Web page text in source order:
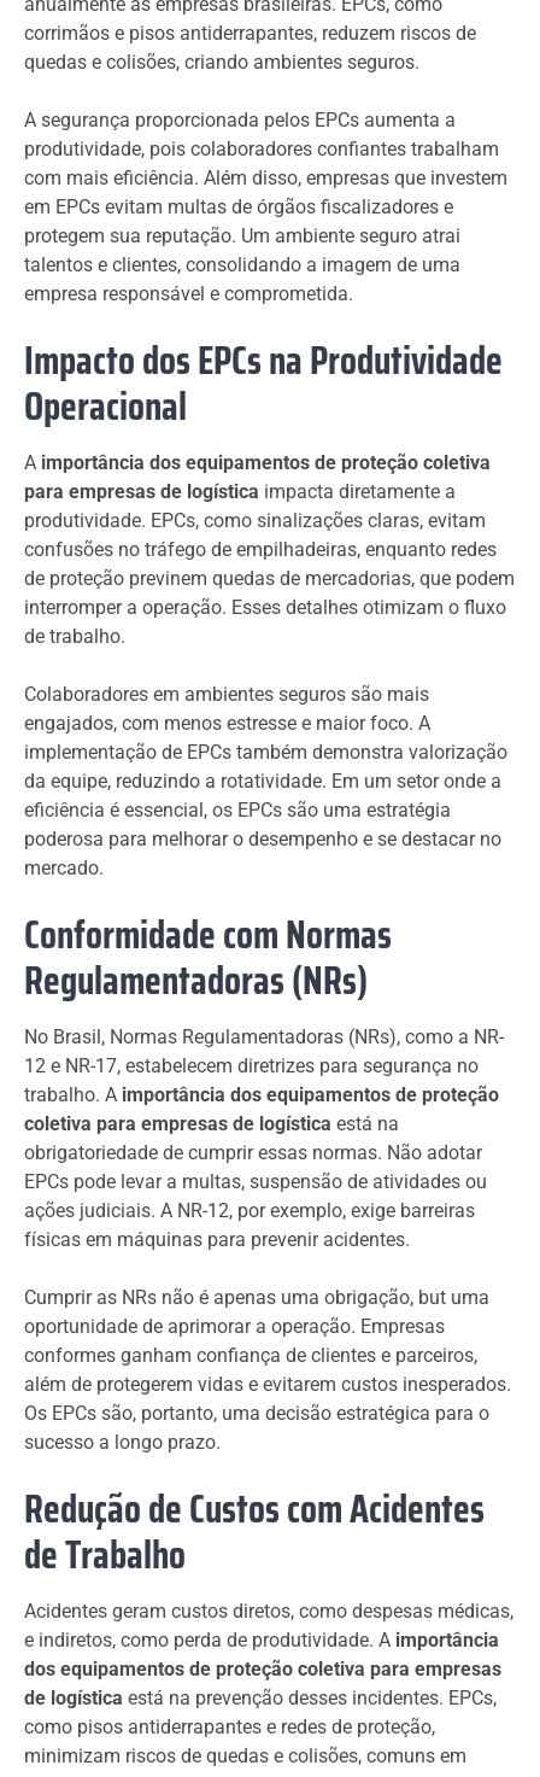
corrimãos e pisos antiderrapantes, reduzem riscos de
quedas e colisões, criando ambientes seguros.
A segurança proporcionada pelos EPCs aumenta a
produtividade, pois colaboradores confiantes trabalham
com mais eficiência. Além disso, empresas que investem
em EPCs evitam multas de órgãos fiscalizadores e
protegem sua reputação. Um ambiente seguro atrai
talentos e clientes, consolidando a imagem de uma
empresa responsável e comprometida.
Impacto dos EPCs na Produtividade
Operacional
A importância dos equipamentos de proteção coletiva
para empresas de logística impacta diretamente a
produtividade. EPCs, como sinalizações claras, evitam
confusões no tráfego de empilhadeiras, enquanto redes
de proteção previnem quedas de mercadorias, que podem
interromper a operação. Esses detalhes otimizam o fluxo
de trabalho.
Colaboradores em ambientes seguros são mais
engajados, com menos estresse e maior foco. A
implementação de EPCs também demonstra valorização
da equipe, reduzindo a rotatividade. Em um setor onde a
eficiência é essencial, os EPCs são uma estratégia
poderosa para melhorar o desempenho e se destacar no
mercado.
Conformidade com Normas
Regulamentadoras (NRs)
No Brasil, Normas Regulamentadoras (NRs), como a NR-
12 e NR-17, estabelecem diretrizes para segurança no
trabalho. A importância dos equipamentos de proteção
coletiva para empresas de logística está na
obrigatoriedade de cumprir essas normas. Não adotar
EPCs pode levar a multas, suspensão de atividades ou
ações judiciais. A NR-12, por exemplo, exige barreiras
físicas em máquinas para prevenir acidentes.
Cumprir as NRs não é apenas uma obrigação, but uma
oportunidade de aprimorar a operação. Empresas
conformes ganham confiança de clientes e parceiros,
além de protegerem vidas e evitarem custos inesperados.
Os EPCs são, portanto, uma decisão estratégica para o
sucesso a longo prazo.
Redução de Custos com Acidentes
de Trabalho
Acidentes geram custos diretos, como despesas médicas,
e indiretos, como perda de produtividade. A importância
dos equipamentos de proteção coletiva para empresas
de logística está na prevenção desses incidentes. EPCs,
como pisos antiderrapantes e redes de proteção,
minimizam riscos de quedas e colisões, comuns em